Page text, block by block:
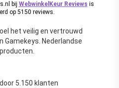
bij WebwinkelKeur Reviews is
op 5150 reviews.
het veilig en vertrouwd
Gamekeys. Nederlandse
5.150 klanten